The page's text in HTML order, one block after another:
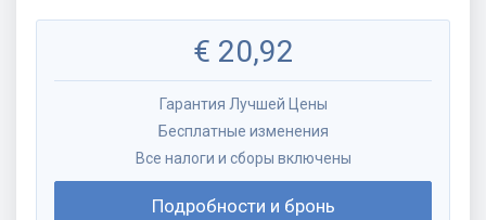
€ 20,92
Гарантия Лучшей Цены
Бесплатные изменения
Все налоги и сборы включены
Подробности и бронь